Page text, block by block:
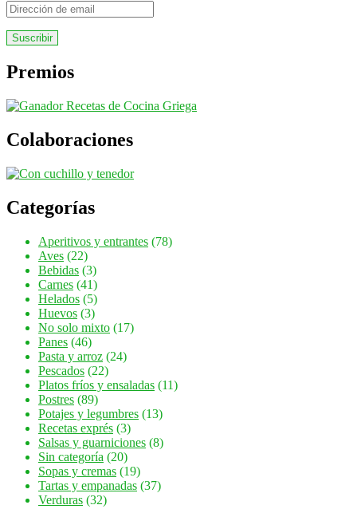
Dirección
de
email
Premios
Colaboraciones
Categorías
Aperitivos y entrantes (78)
Aves (22)
Bebidas (3)
Carnes (41)
Helados (5)
Huevos (3)
No solo mixto (17)
Panes (46)
Pasta y arroz (24)
Pescados (22)
Platos fríos y ensaladas (11)
Postres (89)
Potajes y legumbres (13)
Recetas exprés (3)
Salsas y guarniciones (8)
Sin categoría (20)
Sopas y cremas (19)
Tartas y empanadas (37)
Verduras (32)